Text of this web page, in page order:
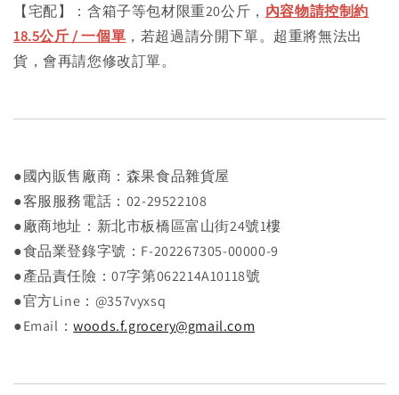
【宅配】：含箱子等包材限重20公斤， 內容物請控制約
18.5公斤 / 一個單 ，若超過請分開下單。超重將無法出
貨，會再請您修改訂單。
●國內販售廠商：森果食品雜貨屋
●客服服務電話：02-29522108
●廠商地址：新北市板橋區富山街24號1樓
●食品業登錄字號：F-202267305-00000-9
●產品責任險：07字第062214A10118號
●官方Line：@357vyxsq
●Email：woods.f.grocery@gmail.com